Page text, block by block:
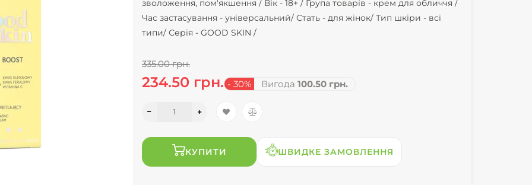
зволоження, пом'якшення / Вік - 18+ / Група товарів - крем для обличчя /
Час застасування - універсальний/ Стать - для жінок/ Тип шкіри - всі
типи/ Серія - GOOD SKIN /
335.00 грн.
234.50 грн. - 30% Вигода 100.50 грн.
КУПИТИ ШВИДКЕ ЗАМОВЛЕННЯ